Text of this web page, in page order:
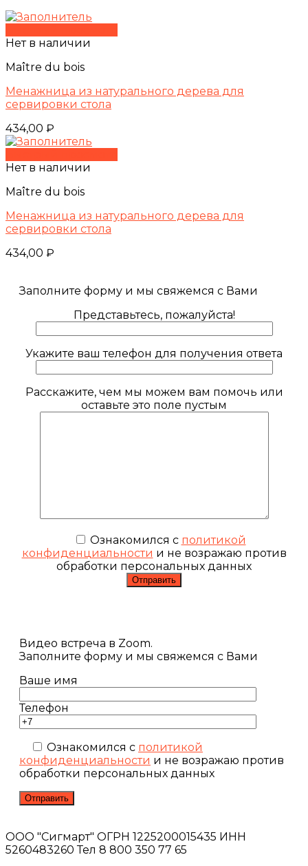
Нет в наличии
Maître du bois
Менажница из натурального дерева для
сервировки стола
434,00 ₽
Нет в наличии
Maître du bois
Менажница из натурального дерева для
сервировки стола
434,00 ₽
Заполните форму и мы свяжемся с Вами
Представьтесь, пожалуйста!
Укажите ваш телефон для получения ответа
Расскажите, чем мы можем вам помочь или
оставьте это поле пустым
Ознакомился с политикой
конфиденциальности и не возражаю против
обработки персональных данных
Видео встреча в Zoom.
Заполните форму и мы свяжемся с Вами
Ваше имя
Телефон
Ознакомился с политикой
конфиденциальности и не возражаю против
обработки персональных данных
ООО "Сигмарт" ОГРН 1225200015435 ИНН
5260483260 Тел 8 800 350 77 65